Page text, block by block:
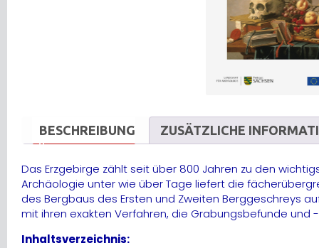
BESCHREIBUNG ZUSÄTZLICHE
Das Erzgebirge zählt seit über 800 Jahren zu den
Archäologie unter wie über Tage liefert die
des Bergbaus des Ersten und Zweiten Berggeschreys
mit ihren exakten Verfahren, die Grabungsbefunde
Inhaltsverzeichnis: